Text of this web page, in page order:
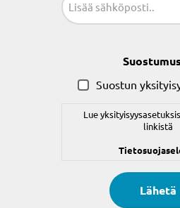
Suostumus
Suostun
Lue
linkistä